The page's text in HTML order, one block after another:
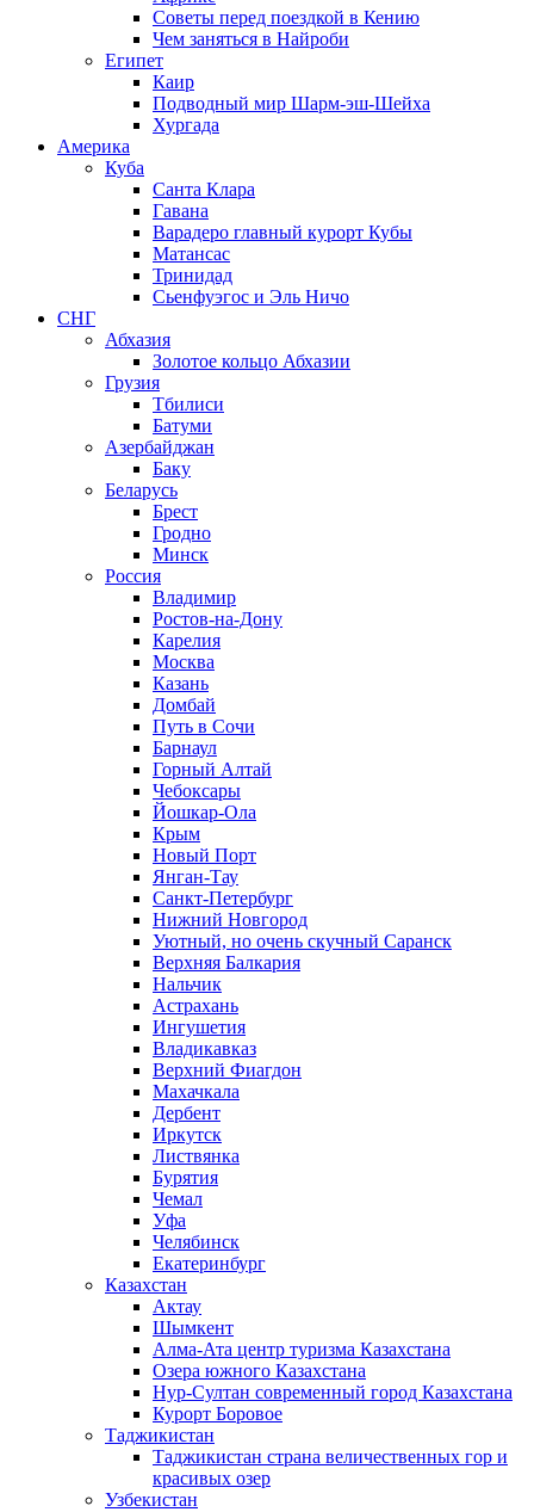
Советы перед поездкой в Кению
Чем заняться в Найроби
Египет
Каир
Подводный мир Шарм-эш-Шейха
Хургада
Америка
Куба
Санта Клара
Гавана
Варадеро главный курорт Кубы
Матансас
Тринидад
Сьенфуэгос и Эль Ничо
СНГ
Абхазия
Золотое кольцо Абхазии
Грузия
Тбилиси
Батуми
Азербайджан
Баку
Беларусь
Брест
Гродно
Минск
Россия
Владимир
Ростов-на-Дону
Карелия
Москва
Казань
Домбай
Путь в Сочи
Барнаул
Горный Алтай
Чебоксары
Йошкар-Ола
Крым
Новый Порт
Янган-Тау
Санкт-Петербург
Нижний Новгород
Уютный, но очень скучный Саранск
Верхняя Балкария
Нальчик
Астрахань
Ингушетия
Владикавказ
Верхний Фиагдон
Махачкала
Дербент
Иркутск
Листвянка
Бурятия
Чемал
Уфа
Челябинск
Екатеринбург
Казахстан
Актау
Шымкент
Алма-Ата центр туризма Казахстана
Озера южного Казахстана
Нур-Султан современный город Казахстана
Курорт Боровое
Таджикистан
Таджикистан страна величественных гор и
красивых озер
Узбекистан